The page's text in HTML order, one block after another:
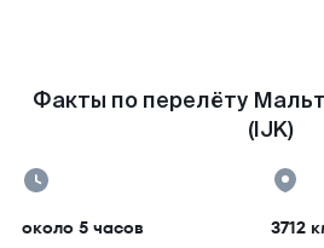
Факты по перелёту
(IJK)
около 5 часов 3712